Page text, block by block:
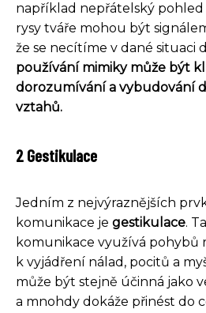
například nepřátelský
rysy tváře mohou být
že se necítíme v dané situaci
používání mimiky může být
dorozumívání a vybudování
vztahů.
2 Gestikulace
Jedním z nejvýraznějších
komunikace je gestikulace.
komunikace využívá pohybů
k vyjádření nálad, pocitů a
může být stejně účinná jako
a mnohdy dokáže přinést do